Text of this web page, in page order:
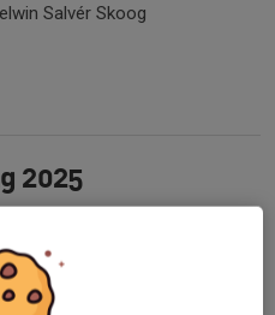
Salvér Skoog
2025
sälja Bingolotter i MITTICITY
till lagkassan.